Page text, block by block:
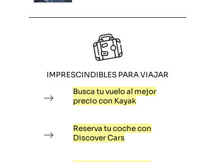
IMPRESCINDIBLES PARA VIAJAR
Busca tu vuelo al mejor
precio con Kayak
Reserva tu coche con
Discover Cars